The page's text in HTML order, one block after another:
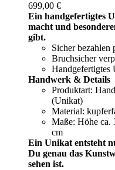
699,00 €
Ein handgefertigtes
macht und
gibt.
Sicher bezahlen
Bruchsicher
Handgefertigtes
Handwerk & Details
Produktart:
(Unikat)
Material:
Maße: Höhe ca.
cm
Ein Unikat entsteht
Du genau das
sehen ist.